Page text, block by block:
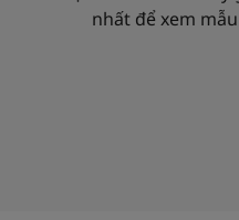
nhất để xem